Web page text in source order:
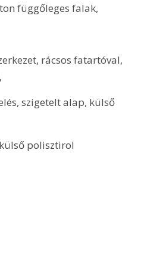
függőleges falak,